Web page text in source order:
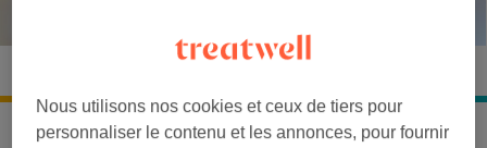
Atelier coquette
Nous utilisons nos cookies et ceux de tiers pour
personnaliser le contenu et les annonces, pour fournir